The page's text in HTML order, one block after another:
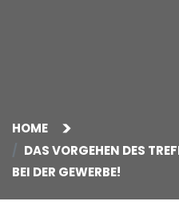
HOME
DAS VORGEHEN DES
BEI DER GEWERBE!